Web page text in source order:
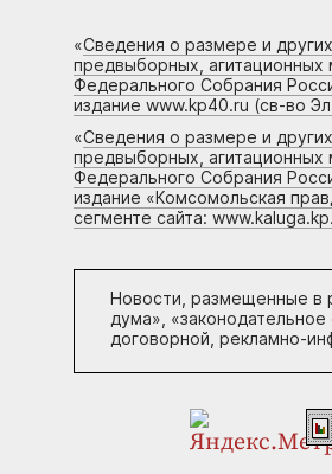
«Сведения о размере и
предвыборных,
Федерального Собрания
издание www.kp40.ru (св-во
«Сведения о размере и
предвыборных,
Федерального Собрания
издание «Комсомольская
сегменте сайта:
Новости, размещенные в
дума»,
договорной, рекламно-